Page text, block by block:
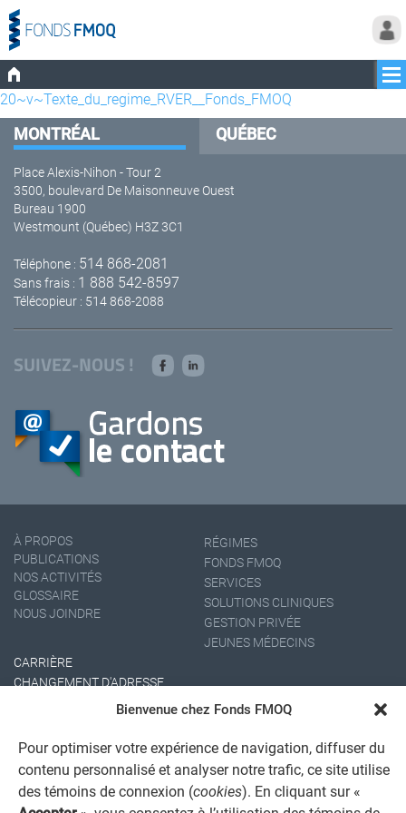
Bienvenue chez Fonds FMOQ
Pour optimiser votre expérience de navigation, diffuser du
contenu personnalisé et analyser notre trafic, ce site utilise
des témoins de connexion (cookies). En cliquant sur «
20~v~Texte_du_regime_RVER__Fonds_FMOQ
MONTRÉAL QUÉBEC
Place Alexis-Nihon - Tour 2
3500, boulevard De Maisonneuve Ouest
Bureau 1900
Westmount (Québec) H3Z 3C1
Téléphone : 514 868-2081
Sans frais : 1 888 542-8597
Télécopieur : 514 868-2088
SUIVEZ-NOUS !
À PROPOS
PUBLICATIONS
NOS ACTIVITÉS
GLOSSAIRE
NOUS JOINDRE
RÉGIMES
FONDS FMOQ
SERVICES
SOLUTIONS CLINIQUES
GESTION PRIVÉE
JEUNES MÉDECINS
CARRIÈRE
CHANGEMENT D'ADRESSE